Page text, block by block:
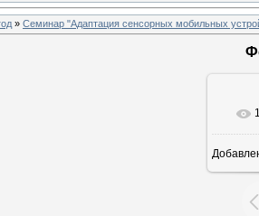
» Семинар "Адаптация сенсорных мобильных